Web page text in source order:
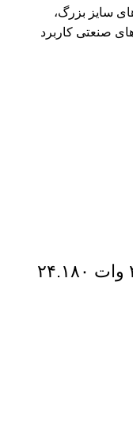
سایز بزرگ،
صنعتی کاربرد
سنگ فرزبوش آهنگری ۲۴۰۰ وات ۲۴.۱۸۰